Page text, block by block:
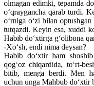
olmagan edimki, tepamda
o‘qraygancha qarab turdi.
o‘rniga o‘zi bilan
tutqazdi. Keyin esa, xuddi
Habib do‘xtirga g‘olibona
-Xo‘sh, endi nima deysan?
Habib do‘xtir ham
qog‘oz chiqardida, to‘rt-
bitib, menga berdi. Men
uchun unga Mahbub do‘xtir